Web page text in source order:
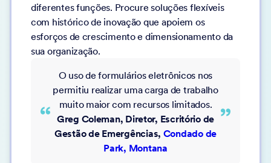
diferentes funções. Procure soluções flexíveis
com histórico de inovação que apoiem os
esforços de crescimento e dimensionamento da
sua organização.
O uso de formulários eletrônicos nos
permitiu realizar uma carga de trabalho
muito maior com recursos limitados.
Greg Coleman, Diretor, Escritório de
Gestão de Emergências, Condado de
Park, Montana